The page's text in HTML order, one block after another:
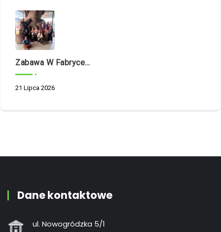
Zabawa W Fabryce Misia
21 Lipca 2026
Dane kontaktowe
ul. Nowogródzka 5/1